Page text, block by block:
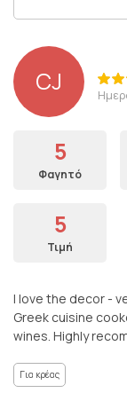
CJ
5
Φαγητό
5
Τιμή
I love the decor -
Greek cuisine
wines. Highly
Για κρέας